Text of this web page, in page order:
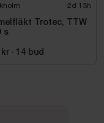
2d 13h
Trotec, TTW
s
kr · 14 bud